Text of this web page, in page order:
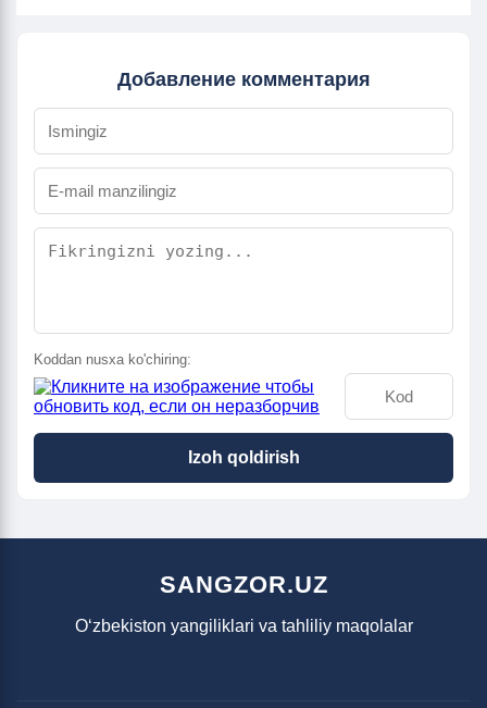
Добавление комментария
Koddan nusxa ko'chiring:
Izoh qoldirish
SANGZOR.UZ
O‘zbekiston yangiliklari va tahliliy maqolalar